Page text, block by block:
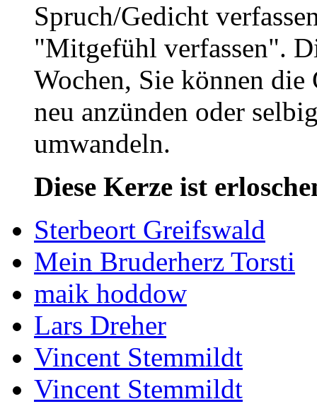
Spruch/Gedicht
"Mitgefühl verfassen".
Wochen, Sie können die
neu anzünden oder
umwandeln.
Diese Kerze ist
Sterbeort Greifswald
Mein Bruderherz Torsti
maik hoddow
Lars Dreher
Vincent Stemmildt
Vincent Stemmildt